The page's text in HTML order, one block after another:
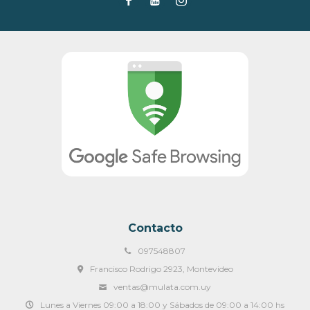
Contacto
097548807
Francisco Rodrigo 2923, Montevideo
ventas@mulata.com.uy
Lunes a Viernes 09:00 a 18:00 y Sábados de 09:00 a 14:00 hs